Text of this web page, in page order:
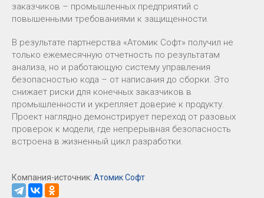
заказчиков – промышленных предприятий с
повышенными требованиями к защищенности.
В результате партнерства «Атомик Софт» получил не
только ежемесячную отчетность по результатам
анализа, но и работающую систему управления
безопасностью кода – от написания до сборки. Это
снижает риски для конечных заказчиков в
промышленности и укрепляет доверие к продукту.
Проект наглядно демонстрирует переход от разовых
проверок к модели, где непрерывная безопасность
встроена в жизненный цикл разработки.
Компания-источник: Атомик Софт